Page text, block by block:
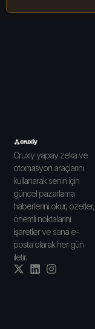
Cruxiy yapay zeka ve
otomasyon araçlarını
kullanarak senin için
güncel pazarlama
haberlerini okur, özetler,
önemli noktalarını
işaretler ve sana e-
posta olarak her gün
iletir.